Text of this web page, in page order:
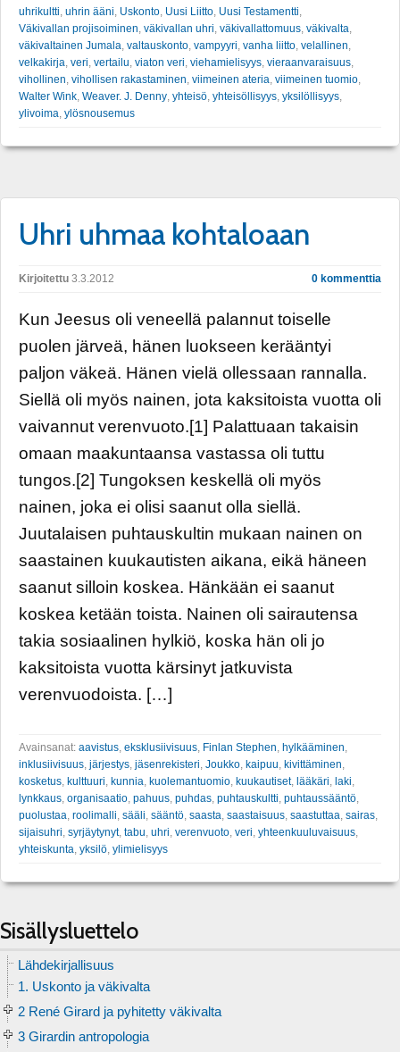
uhrikultti, uhrin ääni, Uskonto, Uusi Liitto, Uusi Testamentti,
Väkivallan projisoiminen, väkivallan uhri, väkivallattomuus, väkivalta,
väkivaltainen Jumala, valtauskonto, vampyyri, vanha liitto, velallinen,
velkakirja, veri, vertailu, viaton veri, viehamielisyys, vieraanvaraisuus,
vihollinen, vihollisen rakastaminen, viimeinen ateria, viimeinen tuomio,
Walter Wink, Weaver. J. Denny, yhteisö, yhteisöllisyys, yksilöllisyys,
ylivoima, ylösnousemus
Uhri uhmaa kohtaloaan
Kirjoitettu 3.3.2012 0 kommenttia
Kun Jeesus oli veneellä palannut toiselle
puolen järveä, hänen luokseen kerääntyi
paljon väkeä. Hänen vielä ollessaan rannalla.
Siellä oli myös nainen, jota kaksitoista vuotta oli
vaivannut verenvuoto.[1] Palattuaan takaisin
omaan maakuntaansa vastassa oli tuttu
tungos.[2] Tungoksen keskellä oli myös
nainen, joka ei olisi saanut olla siellä.
Juutalaisen puhtauskultin mukaan nainen on
saastainen kuukautisten aikana, eikä häneen
saanut silloin koskea. Hänkään ei saanut
koskea ketään toista. Nainen oli sairautensa
takia sosiaalinen hylkiö, koska hän oli jo
kaksitoista vuotta kärsinyt jatkuvista
verenvuodoista. […]
Avainsanat: aavistus eksklusiivisuus Finlan Stephen hylkääminen
inklusiivisuus järjestys jäsenrekisteri Joukko kaipuu kivittäminen
kosketus kulttuuri kunnia kuolemantuomio kuukautiset, lääkäri laki
lynkkaus organisaatio pahuus puhdas puhtauskultti puhtaussääntö
puolustaa roolimalli sääli sääntö saasta saastaisuus saastuttaa sairas
sijaisuhri syrjäytynyt, tabu uhri verenvuoto veri yhteenkuuluvaisuus
yhteiskunta yksilö ylimielisyys
Sisällysluettelo
Lähdekirjallisuus
1. Uskonto ja väkivalta
2 René Girard ja pyhitetty väkivalta
3 Girardin antropologia